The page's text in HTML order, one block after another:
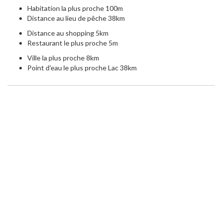
Habitation la plus proche 100m
Distance au lieu de pêche 38km
Distance au shopping 5km
Restaurant le plus proche 5m
Ville la plus proche 8km
Point d'eau le plus proche Lac 38km